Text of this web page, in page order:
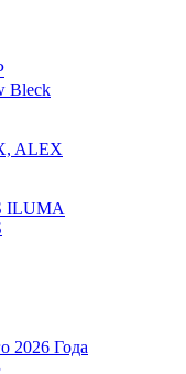
Bleck
ALEX
ILUMA
2026 Года